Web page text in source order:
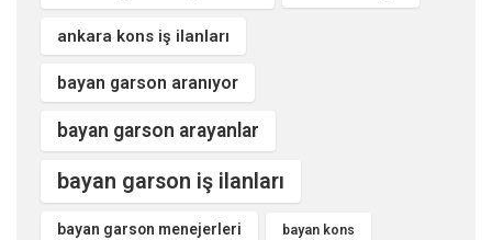
ankara kons iş ilanları
bayan garson aranıyor
bayan garson arayanlar
bayan garson iş ilanları
bayan garson menejerleri bayan kons